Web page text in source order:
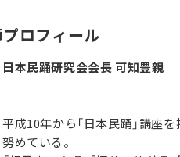
ロフィール
日本民踊研究会会長 可知豊親
平成10年から「日本民踊」講座
努めている。